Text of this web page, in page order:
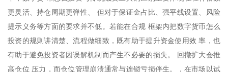
更灵活、持仓周期更弹性、 但对于保证金占比、强平线设置、风险
提示义务等方面的要求并不低。若能在合规 框架内把数字货币怎么
投资的规则讲清楚、流程做细致，既有助于提升资金使用效 率，也
有助于避免投资者因误解机制而产生不必要的损失。 回撤扩大会推
高仓位 压力，而仓位管理崩溃通常与连锁亏损伴生。，在市场以试